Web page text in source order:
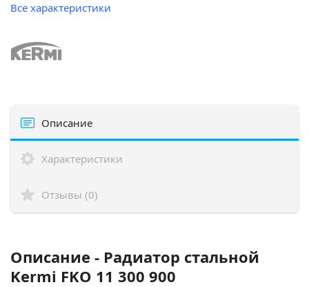
Все характеристики
Описание
Характеристики
Отзывы (0)
Описание - Радиатор стальной
Kermi FKO 11 300 900